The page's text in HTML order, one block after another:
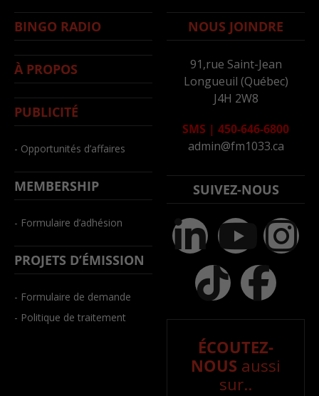
BINGO RADIO
À PROPOS
PUBLICITÉ
- Opportunités d’affaires
MEMBERSHIP
- Formulaire d’adhésion
PROJETS D’ÉMISSION
- Formulaire de demande
- Politique de traitement
NOUS JOINDRE
91,rue Saint-Jean
Longueuil (Québec)
J4H 2W8
SMS | 450-646-6800
admin@fm1033.ca
SUIVEZ-NOUS
ÉCOUTEZ-
NOUS aussi
sur..